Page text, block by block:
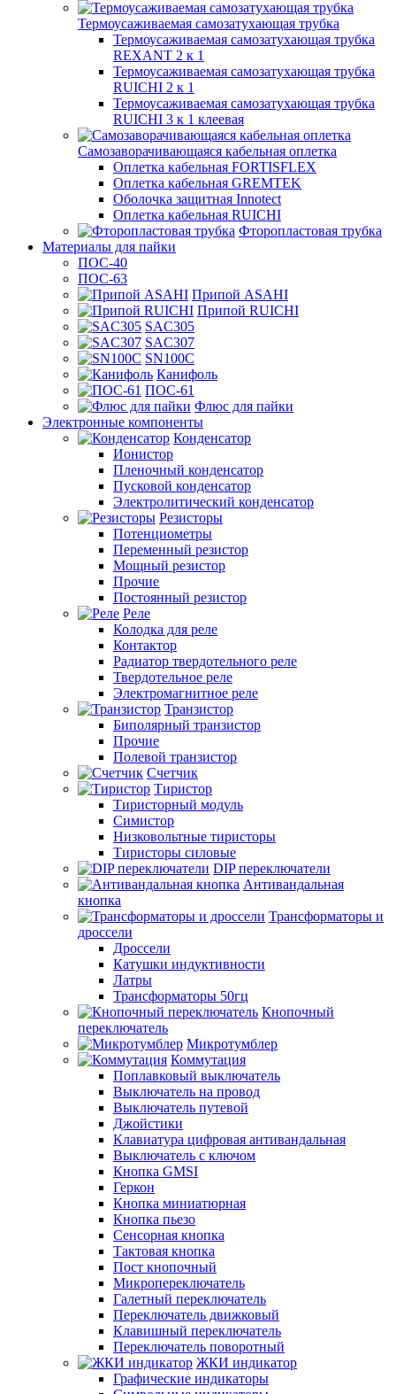
Термоусаживаемая самозатухающая трубка
Термоусаживаемая самозатухающая трубка
REXANT 2 к 1
Термоусаживаемая самозатухающая трубка
RUICHI 2 к 1
Термоусаживаемая самозатухающая трубка
RUICHI 3 к 1 клеевая
Самозаворачивающаяся кабельная оплетка
Оплетка кабельная FORTISFLEX
Оплетка кабельная GREMTEK
Оболочка защитная Innotect
Оплетка кабельная RUICHI
Фторопластовая трубка
Материалы для пайки
ПОС-40
ПОС-63
Припой ASAHI
Припой RUICHI
SAC305
SAC307
SN100C
Канифоль
ПОС-61
Флюс для пайки
Электронные компоненты
Конденсатор
Ионистор
Пленочный конденсатор
Пусковой конденсатор
Электролитический конденсатор
Резисторы
Потенциометры
Переменный резистор
Мощный резистор
Прочие
Постоянный резистор
Реле
Колодка для реле
Контактор
Радиатор твердотельного реле
Твердотельное реле
Электромагнитное реле
Транзистор
Биполярный транзистор
Прочие
Полевой транзистор
Счетчик
Тиристор
Тиристорный модуль
Симистор
Низковольтные тиристоры
Тиристоры силовые
DIP переключатели
Антивандальная
кнопка
Трансформаторы и
дроссели
Дроссели
Катушки индуктивности
Латры
Трансформаторы 50гц
Кнопочный
переключатель
Микротумблер
Коммутация
Поплавковый выключатель
Выключатель на провод
Выключатель путевой
Джойстики
Клавиатура цифровая антивандальная
Выключатель с ключом
Кнопка GMSI
Геркон
Кнопка миниатюрная
Кнопка пьезо
Сенсорная кнопка
Тактовая кнопка
Пост кнопочный
Микропереключатель
Галетный переключатель
Переключатель движковый
Клавишный переключатель
Переключатель поворотный
ЖКИ индикатор
Графические индикаторы